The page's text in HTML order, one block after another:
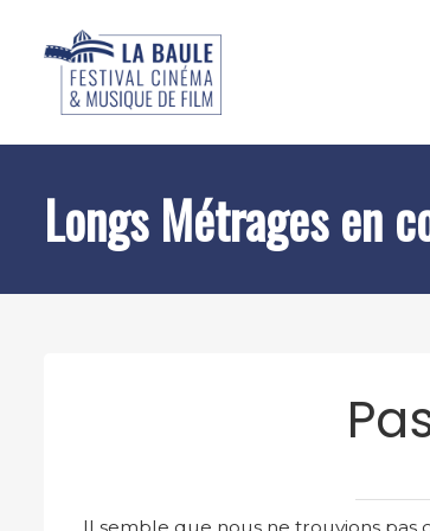
Longs Métrages en